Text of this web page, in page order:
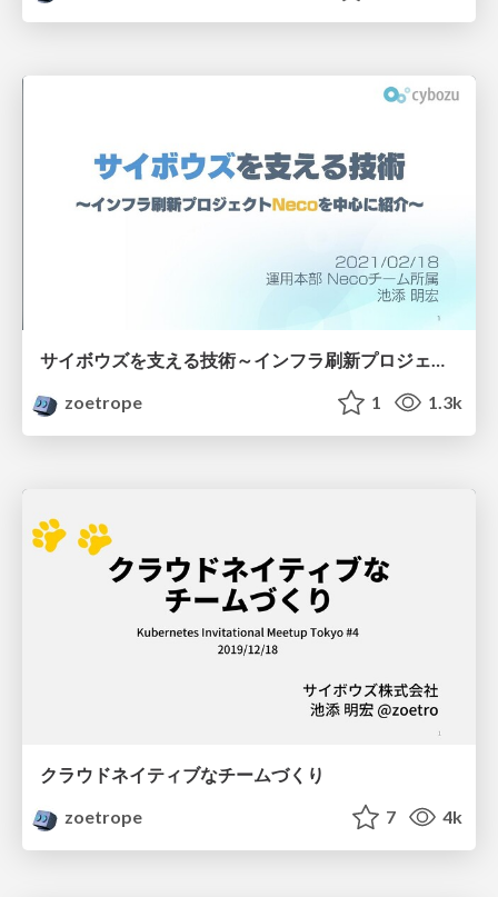
サイボウズを支える技術 ～インフラ刷新プロジェクトNecoを中心に紹介～
zoetrope
1 1.3k
クラウドネイティブなチームづくり
zoetrope
7 4k